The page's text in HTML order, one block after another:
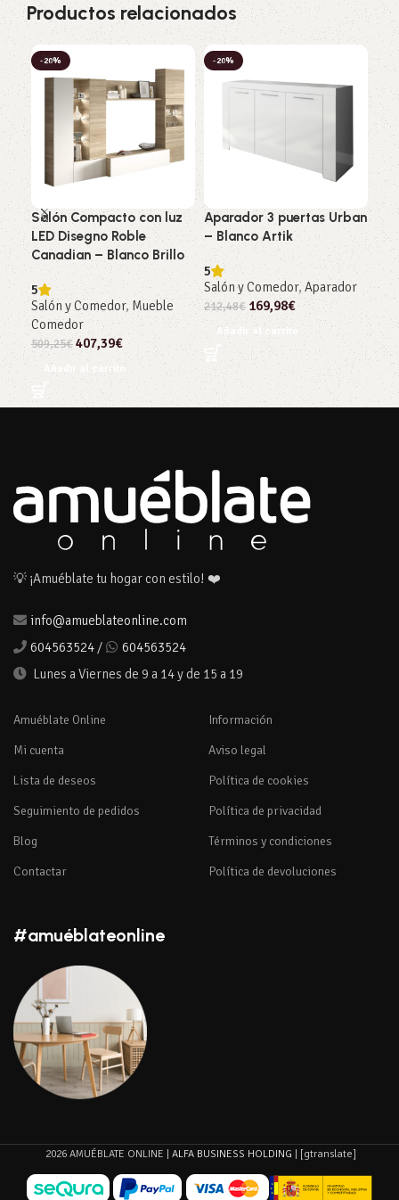
Productos relacionados
-20%
Salón Compacto con luz
LED Disegno Roble
Canadian – Blanco Brillo
5
Salón y Comedor, Mueble
Comedor
509,25€407,39€
Añadir al carrito
-20%
Aparador 3 puertas Urban
– Blanco Artik
5
Salón y Comedor,Aparador
212,48€ 169,98€
Añadir al carrito
💡 ¡Amuéblate tu hogar con estilo! ❤️
info@amueblateonline.com
604563524 /
604563524
Lunes a Viernes de 9 a 14 y de 15 a 19
Amuéblate Online
Mi cuenta
Lista de deseos
Seguimiento de pedidos
Blog
Contactar
Información
Aviso legal
Política de cookies
Política de privacidad
Términos y condiciones
Política de devoluciones
#amuéblateonline
2026 AMUÉBLATE ONLINE | ALFA BUSINESS HOLDING | [gtranslate]